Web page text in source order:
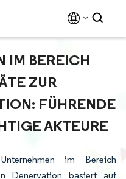
IM BEREICH
ZUR
FÜHRENDE
AKTEURE
im Bereich
Denervation basiert auf